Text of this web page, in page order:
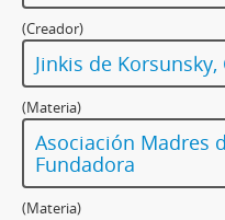
(Creador)
Jinkis de Korsunsky,
(Materia)
Asociación Madres
Fundadora
(Materia)